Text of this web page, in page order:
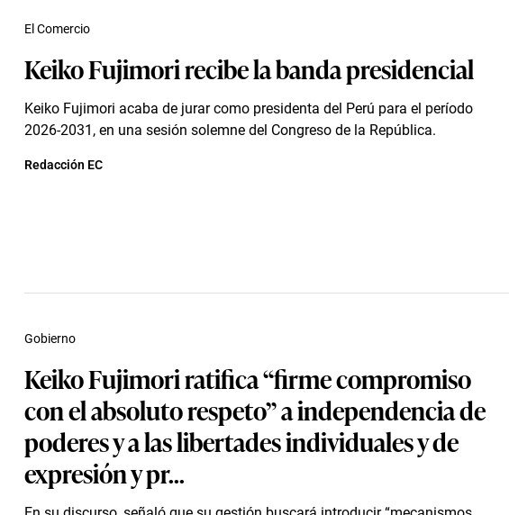
Keiko Fujimori recibe la banda presidencial
Keiko Fujimori acaba de jurar como presidenta del Perú para el período
2026-2031, en una sesión solemne del Congreso de la República.
El Comercio
Redacción EC
Keiko Fujimori ratifica “firme compromiso
con el absoluto respeto” a independencia de
poderes y a las libertades individuales y de
expresión y pr...
Gobierno